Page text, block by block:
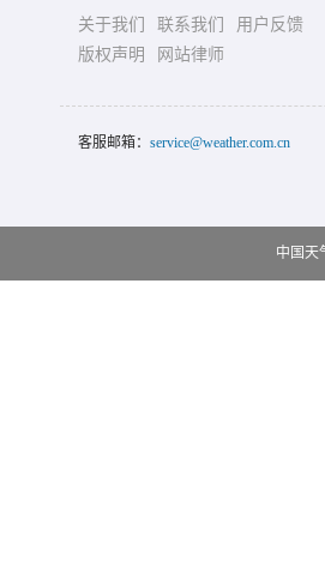
关于我们 联系我们
用户反馈
版权声明
网站律师
客服邮箱： service@weather.com.cn
中国